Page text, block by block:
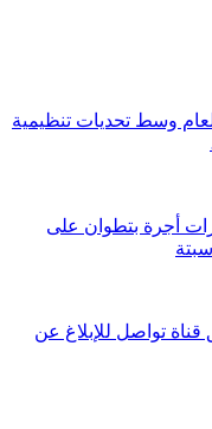
وسط تحديات تنظيمية
أجرة بتطوان على
تواصل للإبلاغ عن